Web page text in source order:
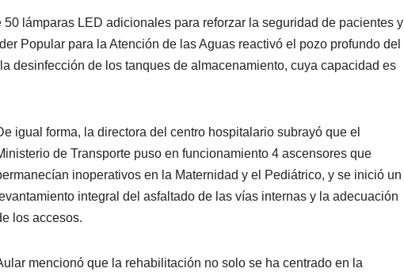
lámparas LED adicionales para reforzar la seguridad de pacientes y
Popular para la Atención de las Aguas reactivó el pozo profundo del
desinfección de los tanques de almacenamiento, cuya capacidad es
igual forma, la directora del centro hospitalario subrayó que el
de Transporte puso en funcionamiento 4 ascensores que
inoperativos en la Maternidad y el Pediátrico, y se inició un
integral del asfaltado de las vías internas y la adecuación
los accesos.
mencionó que la rehabilitación no solo se ha centrado en la